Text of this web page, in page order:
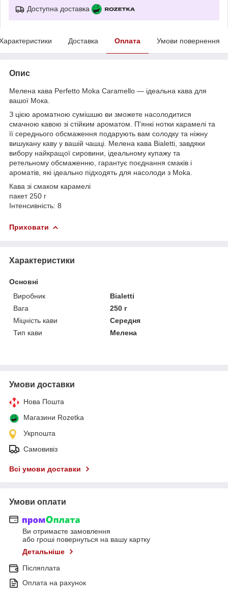
Доступна доставка
Доставка Оплата Умови повернення
Опис
Мелена кава Perfetto Moka Caramello — ідеальна кава для
вашої Мока.
З цією ароматною сумішшю ви зможете насолодитися
смачною кавою зі стійким ароматом. П'янкі нотки карамелі та
її середнього обсмаження подарують вам солодку та ніжну
вишукану каву у вашій чашці. Мелена кава Bialetti, завдяки
вибору найкращої сировини, ідеальному купажу та
ретельному обсмаженню, гарантує поєднання смаків і
ароматів, які ідеально підходять для насолоди з Moka.
Кава зі смаком карамелі
пакет 250 г
Інтенсивність: 8
Приховати
Характеристики
Основні
Виробник
Bialetti
Вага
250 г
Міцність кави
Середня
Тип кави
Мелена
Умови доставки
Нова Пошта
Магазини Rozetka
Укрпошта
Самовивіз
Всі умови доставки
Умови оплати
Ви отримаєте замовлення
або гроші повернуться на вашу картку
Детальніше
Післяплата
Оплата на рахунок